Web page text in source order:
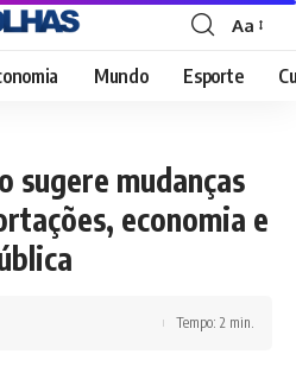
Font
Resizer
Aa
Mundo Esporte
sugere mudanças
economia e
Tempo: 2 min.